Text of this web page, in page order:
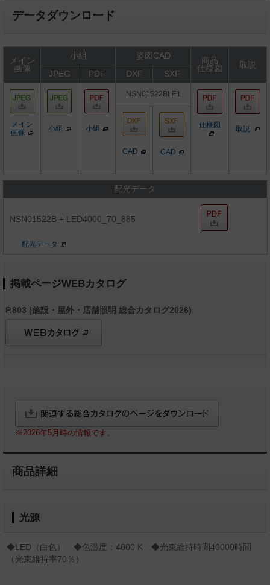
データダウンロード
メイン
画像
小組 姿図CAD
商品
仕様図
取説
JPEG
PDF DXF SXF
メイン
画像
小組 小組
NSN01522BLE1
仕様図 取説
CAD CAD
配光データ
NSN01522B + LED4000_70_885
配光データ
掲載ページWEBカタログ
P.803 (施設・屋外・店舗照明 総合カタログ2026)
※2026年5月時の情報です。
商品詳細
光源
◆LED（白色） ◆色温度：4000 K ◆光束維持時間40000時間
（光束維持率70％）